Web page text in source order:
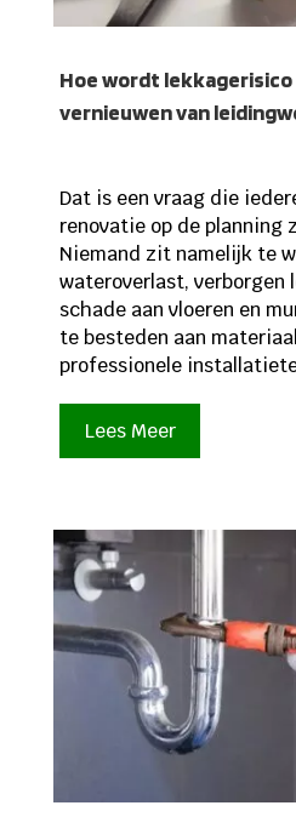
Hoe wordt
vernieuwen van
Dat is een vraag die
renovatie op de planning
Niemand zit namelijk te
wateroverlast, verborgen
schade aan vloeren en
te besteden aan
professionele
Lees Meer